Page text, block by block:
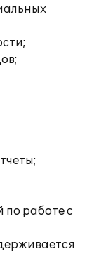
по работе с